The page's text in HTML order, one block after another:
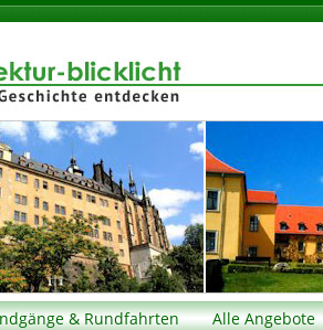
& Rundfahrten
Alle Angebote